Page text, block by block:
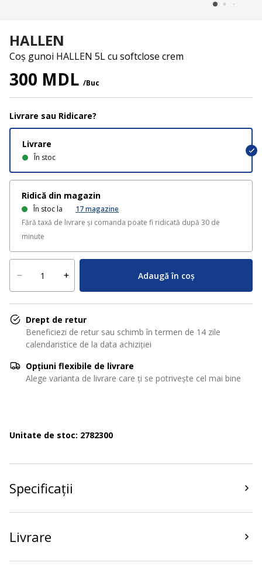
HALLEN
Coș gunoi HALLEN 5L cu softclose crem
300 MDL /Buc
Livrare sau Ridicare?
Livrare
În stoc
Ridică din magazin
În stoc la 17magazine
Fără taxă de livrare și comanda poate fi ridicată după 30 de
minute
Adaugă în coș
Drept de retur
Beneficiezi de retur sau schimb în termen de 14 zile
calendaristice de la data achiziției
Opțiuni flexibile de livrare
Alege varianta de livrare care ți se potrivește cel mai bine
Unitate de stoc: 2782300
Specificații
Livrare